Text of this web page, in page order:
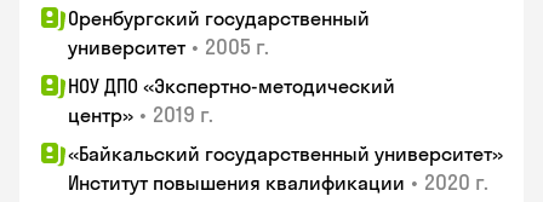
Оренбургский государственный
университет • 2005 г.
НОУ ДПО «Экспертно-методический
центр» • 2019 г.
«Байкальский государственный университет»
Институт повышения квалификации • 2020 г.